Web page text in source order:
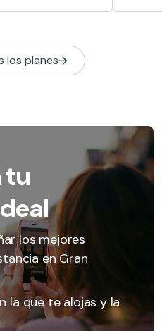
los planes
tu
los mejores
en Gran
la que te alojas y la